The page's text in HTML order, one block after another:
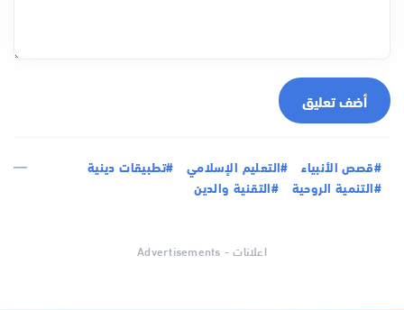
أضف تعليق
#قصص الأنبياء #التعليم الإسلامي
#تطبيقات دينية
#التنمية الروحية
#التقنية والدين
اعلانات - Advertisements